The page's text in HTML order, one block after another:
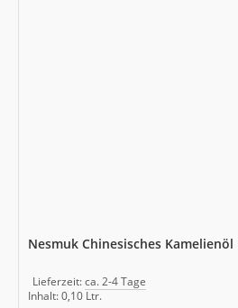
Nesmuk Chinesisches Kamelienöl
Lieferzeit:ca. 2-4 Tage
Inhalt: 0,10 Ltr.